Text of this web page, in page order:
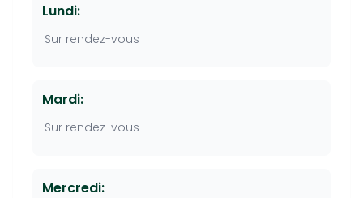
Lundi:
Sur rendez-vous
Mardi:
Sur rendez-vous
Mercredi: